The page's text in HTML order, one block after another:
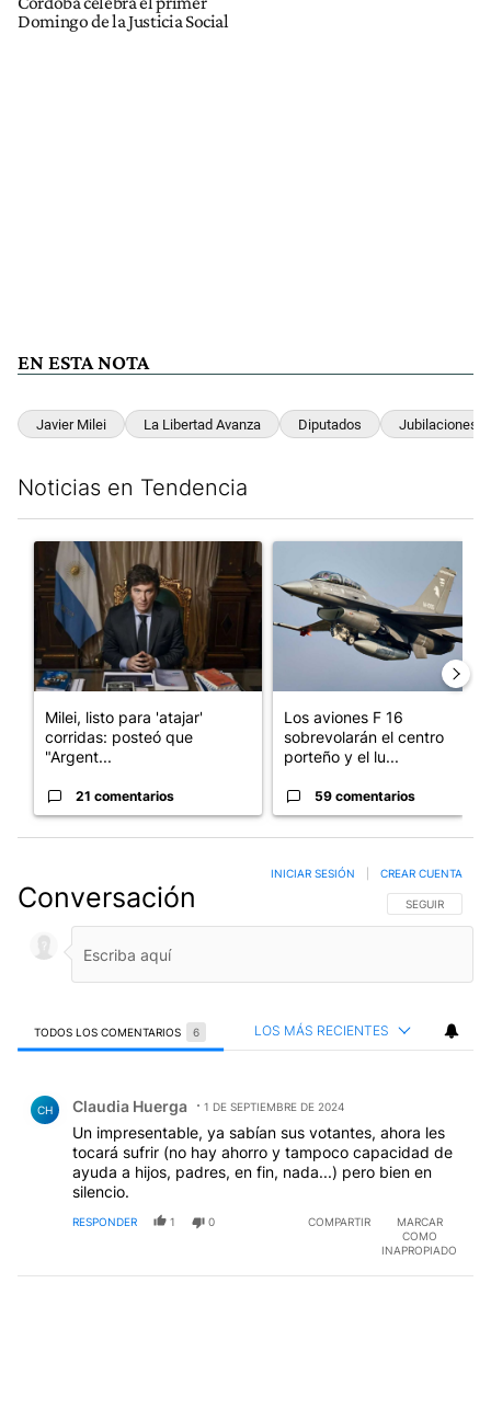
Domingo de la Justicia Social
EN ESTA NOTA
Javier Milei La Libertad Avanza Diputados Jubilaciones
Noticias en Tendencia
Un artículo de tendencia con el título "Milei, listo para 'atajar'
Milei, listo para 'atajar'
corridas: posteó que
"Argent...
21 comentarios
Los aviones F 16
sobrevolarán el centro
porteño y el lu...
59 comentarios
Conversación SIGA ESTA
SEGUIR
INICIAR SESIÓN CREAR CUENTA
TODOS LOS COMENTARIOS 6 LOS MÁS RECIENTES
CH Claudia Huerga 1 DE SEPTIEMBRE DE 2024
Un impresentable, ya sabían sus votantes, ahora les
tocará sufrir (no hay ahorro y tampoco capacidad de
ayuda a hijos, padres, en fin, nada...) pero bien en
silencio.
RESPONDER 1 0 COMPARTIR
MARCAR
COMO
INAPROPIADO